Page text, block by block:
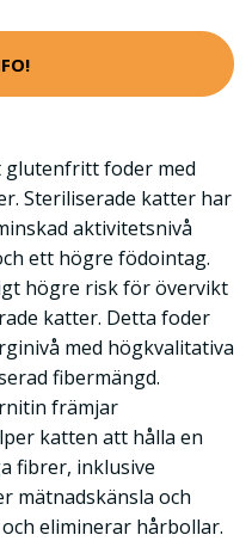
glutenfritt foder med
Steriliserade katter har
aktivitetsnivå
ett högre födointag.
högre risk för övervikt
katter. Detta foder
med högkvalitativa
fibermängd.
främjar
katten att hålla en
fibrer, inklusive
mätnadskänsla och
eliminerar hårbollar.